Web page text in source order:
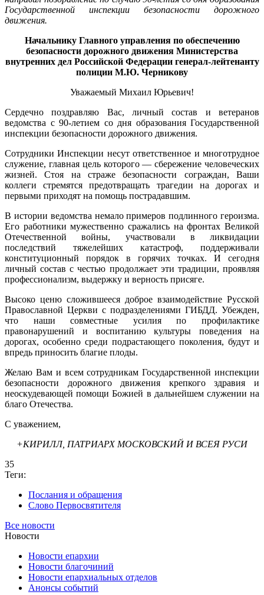
Государственной инспекции безопасности дорожного
движения.
Начальнику Главного управления по обеспечению
безопасности дорожного движения Министерства
внутренних дел Российской Федерации генерал-лейтенанту
полиции М.Ю. Черникову
Уважаемый Михаил Юрьевич!
Сердечно поздравляю Вас, личный состав и ветеранов
ведомства с 90-летием со дня образования Государственной
инспекции безопасности дорожного движения.
Сотрудники Инспекции несут ответственное и многотрудное
служение, главная цель которого — сбережение человеческих
жизней. Стоя на страже безопасности сограждан, Ваши
коллеги стремятся предотвращать трагедии на дорогах и
первыми приходят на помощь пострадавшим.
В истории ведомства немало примеров подлинного героизма.
Его работники мужественно сражались на фронтах Великой
Отечественной войны, участвовали в ликвидации
последствий тяжелейших катастроф, поддерживали
конституционный порядок в горячих точках. И сегодня
личный состав с честью продолжает эти традиции, проявляя
профессионализм, выдержку и верность присяге.
Высоко ценю сложившееся доброе взаимодействие Русской
Православной Церкви с подразделениями ГИБДД. Убежден,
что наши совместные усилия по профилактике
правонарушений и воспитанию культуры поведения на
дорогах, особенно среди подрастающего поколения, будут и
впредь приносить благие плоды.
Желаю Вам и всем сотрудникам Государственной инспекции
безопасности дорожного движения крепкого здравия и
неоскудевающей помощи Божией в дальнейшем служении на
благо Отечества.
С уважением,
+КИРИЛЛ, ПАТРИАРХ МОСКОВСКИЙ И ВСЕЯ РУСИ
35
Теги:
Послания и обращения
Слово Первосвятителя
Все новости
Новости
Новости епархии
Новости благочиний
Новости епархиальных отделов
Анонсы событий